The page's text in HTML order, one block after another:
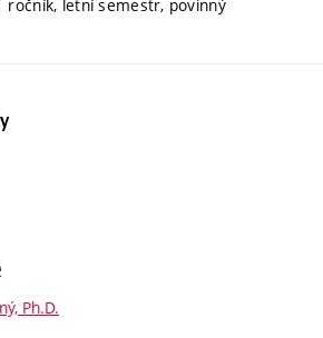
ročník, letní semestr, povinný
Ph.D.